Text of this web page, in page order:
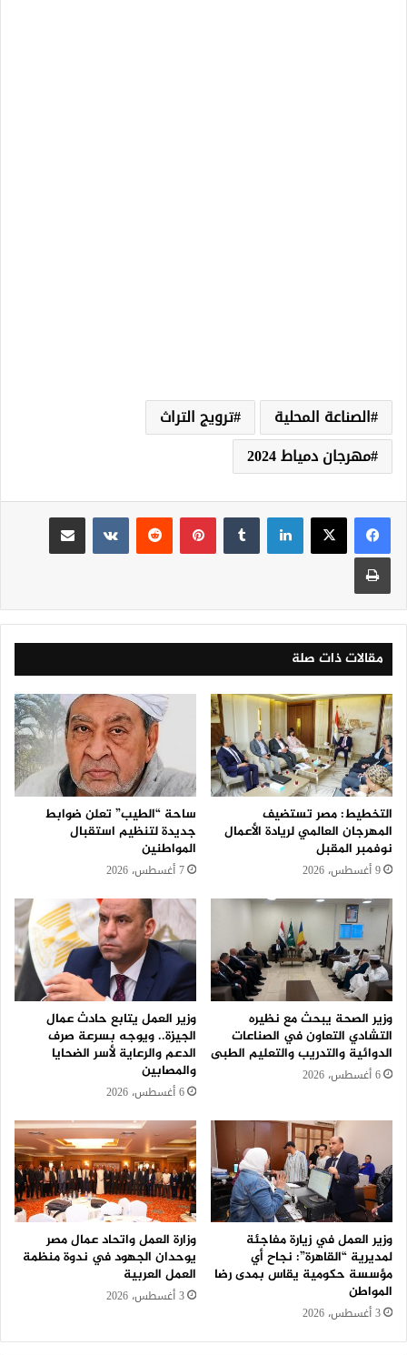
الصناعة المحلية
ترويج التراث
مهرجان دمياط 2024
لينكدإن بينتيريست
مقالات ذات صلة
التخطيط: مصر تستضيف
المهرجان العالمي لريادة الأعمال
نوفمبر المقبل
9 أغسطس، 2026
ساحة “الطيب” تعلن ضوابط
جديدة لتنظيم استقبال
المواطنين
7 أغسطس، 2026
وزير الصحة يبحث مع نظيره
التشادي التعاون في الصناعات
الدوائية والتدريب والتعليم الطبى
6 أغسطس، 2026
وزير العمل يتابع حادث عمال
الجيزة.. ويوجه بسرعة صرف
الدعم والرعاية لأسر الضحايا
والمصابين
6 أغسطس، 2026
وزير العمل في زيارة مفاجئة
لمديرية “القاهرة”: نجاح أي
مؤسسة حكومية يقاس بمدى رضا
المواطن
3 أغسطس، 2026
وزارة العمل واتحاد عمال مصر
يوحدان الجهود في ندوة منظمة
العمل العربية
3 أغسطس، 2026